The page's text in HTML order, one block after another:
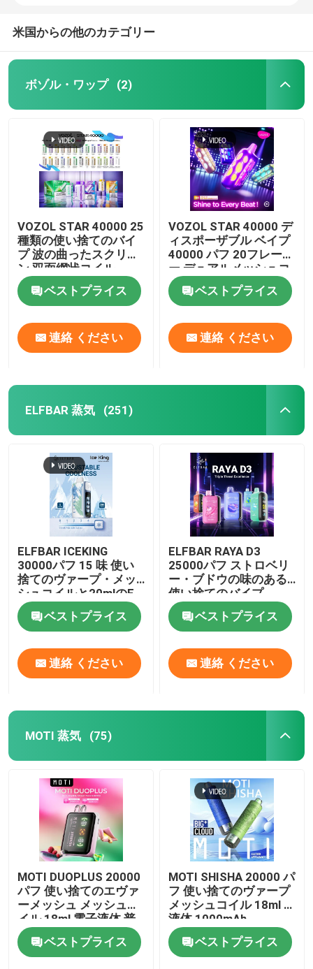
製品
企業情報
会社案内
品質管理
お問い合わせ
米国からの他のカテゴリー
ボゾル・ワップ (2)
VOZOL STAR 40000 25
種類の使い捨てのバイ
プ 波の曲ったスクリー
ン 双面網状コイル
1000mAh充電電池
ベストプライス
連絡 ください
VOZOL STAR 40000 デ
ィスポーザブル ベイプ
40000 パフ 20フレーバ
ー デュアルメッシュコ
イル 1000mAh 充電式
バッテリー
ベストプライス
連絡 ください
ELFBAR 蒸気 (251)
ELFBAR ICEKING
30000パフ 15 味 使い
捨てのヴァープ・メッ
シュコイルと20mlのE
液体容量
ベストプライス
連絡 ください
ELFBAR RAYA D3
25000パフ ストロベリ
ー・ブドウの味のある
使い捨てのバイプ
ベストプライス
連絡 ください
MOTI 蒸気 (75)
MOTI DUOPLUS 20000
パフ 使い捨てのエヴァ
ーメッシュ メッシュコ
イル 18ml 電子液体 普
通/強い 2 モード
650mAh 50mg/mL ニコ
チン
ベストプライス
MOTI SHISHA 20000 パ
フ 使い捨てのヴァープ
メッシュコイル 18ml E
液体 1000mAh
20mg/mL ニコチンタイ
プC ベストプライス